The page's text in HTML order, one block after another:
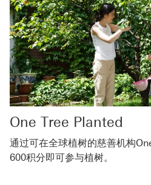
One Tree Planted
通过可在全球植树的慈善机构
600积分即可参与植树。